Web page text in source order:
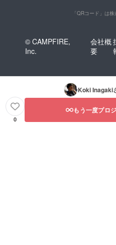
「QRコード」は
© CAMPFIRE,
Inc.
会社概
要
Koki Inagaki
0
もう一度プロ